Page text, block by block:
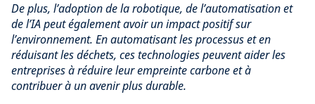
De plus, l’adoption de la robotique, de l’automatisation et
de l’IA peut également avoir un impact positif sur
l’environnement. En automatisant les processus et en
réduisant les déchets, ces technologies peuvent aider les
entreprises à réduire leur empreinte carbone et à
contribuer à un avenir plus durable.